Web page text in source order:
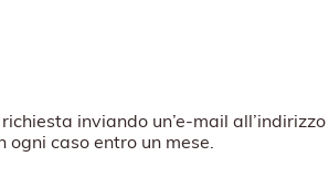
inviando un’e-mail all’indirizzo
caso entro un mese.